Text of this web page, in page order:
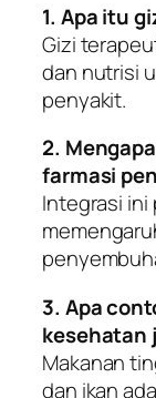
1. Apa itu
Gizi
dan nutrisi
penyakit.
2.
farmasi
Integrasi ini
3. Apa
kesehatan
Makanan
dan ikan